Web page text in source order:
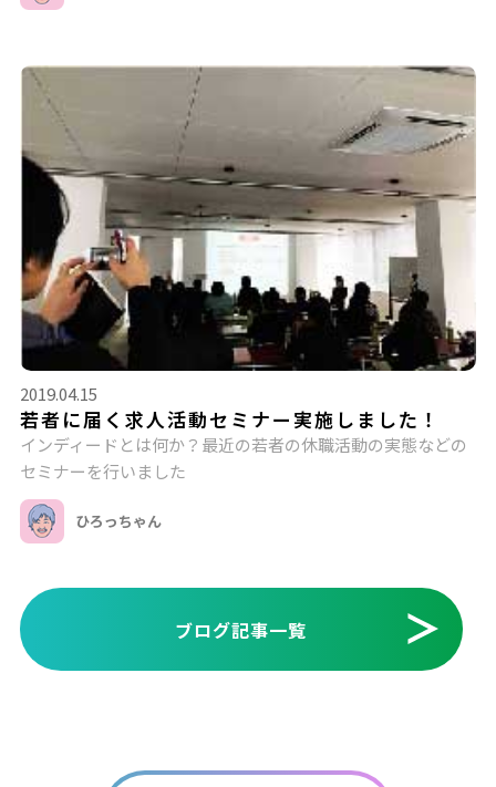
2019.04.15
若者に届く求人活動セミナー実施しました！
インディードとは何か？最近の若者の休職活動の実態などの
セミナーを行いました
ひろっちゃん
ブログ記事一覧